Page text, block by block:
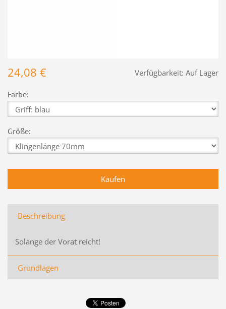
Verfügbarkeit: Auf Lager
24,08 €
Farbe:
Größe:
Beschreibung
Solange der Vorat reicht!
Grundlagen